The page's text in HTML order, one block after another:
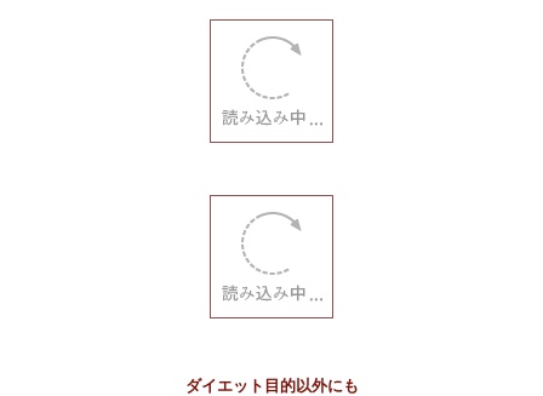
さらに詳しく感想を見る